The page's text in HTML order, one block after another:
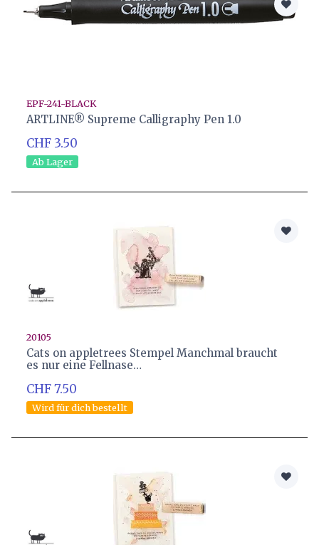
EPF-241-BLACK
ARTLINE® Supreme Calligraphy Pen 1.0
CHF 3.50
Ab Lager
20105
Cats on appletrees Stempel Manchmal braucht
es nur eine Fellnase…
CHF 7.50
Wird für dich bestellt